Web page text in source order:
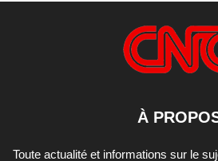
À
Toute actualité et informations sur le